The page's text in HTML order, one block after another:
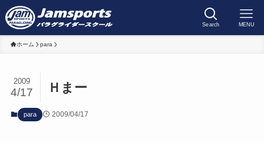
Search MENU
ホーム para
Ｈまー
2009
4/17
para 2009/04/17